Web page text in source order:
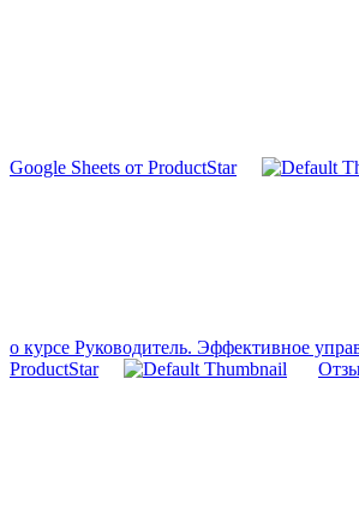
Google Sheets от ProductStar
о курсе Руководитель. Эффективное
ProductStar